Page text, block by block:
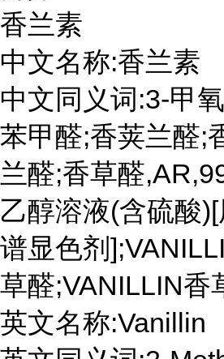
香兰素
中文名称:香兰素
中文同义词:3-甲
苯甲醛;香荚兰醛;
兰醛;香草醛
乙醇溶液(含硫酸
谱显色剂
草醛;VANILLIN香
英文名称:Vanillin